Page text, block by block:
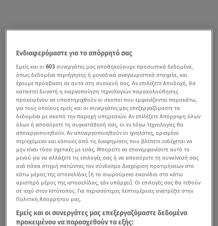
Ενδιαφερόμαστε για το απόρρητό σας
Εμείς και οι603 συνεργάτες μας αποθηκεύουμε προσωπικά δεδομένα,
όπως δεδομένα περιήγησης ή μοναδικά αναγνωριστικά στοιχεία, και
έχουμε πρόσβαση σε αυτά στη συσκευή σας. Αν επιλέξετε Αποδοχή, θα
καταστεί δυνατή η ενεργοποίηση τεχνολογιών παρακολούθησης
προκειμένου να υποστηριχθούν οι σκοποί που εμφανίζονται παρακάτω,
για τους οποίους εμείς και οι συνεργάτες μας επεξεργαζόμαστε τα
δεδομένα με σκοπό την παροχή υπηρεσιών. Αν επιλέξετε Απόρριψη όλων
όλων ή αποσύρετε τη συγκατάθεσή σας, οι εν λόγω τεχνολογίες θα
απενεργοποιηθούν. Αν απενεργοποιηθούν οι ιχνηλάτες, ορισμένο
περιεχόμενο και κάποιες από τις διαφημίσεις που βλέπετε ενδέχεται να
μην είναι τόσο σχετικές με εσάς. Μπορείτε να επανεμφανίσετε αυτό το
μενού για να αλλάξετε τις επιλογές σας ή να αποσύρετε τη συναίνεσή σας
ανά πάσα στιγμή πατώντας τον σύνδεσμο Διαχείριση προτιμήσεων στο
κάτω μέρος της ιστοσελίδας [ή το αιωρούμενο εικονίδιο στο κάτω
αριστερό μέρος της ιστοσελίδας, εάν υπάρχει]. Οι επιλογές σας θα τεθούν
σε ισχύ στον Ιστότοπος. Για περισσότερες λεπτομέρειες ανατρέξτε στην
Πολιτική Απορρήτου μας.
Εμείς και οι συνεργάτες μας επεξεργαζόμαστε δεδομένα
προκειμένου να παρασχεθούν τα εξής: